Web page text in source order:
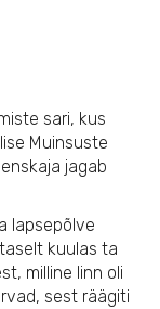
sari, kus
Muinsuste
jagab
lapsepõlve
kuulas ta
milline linn oli
sest räägiti